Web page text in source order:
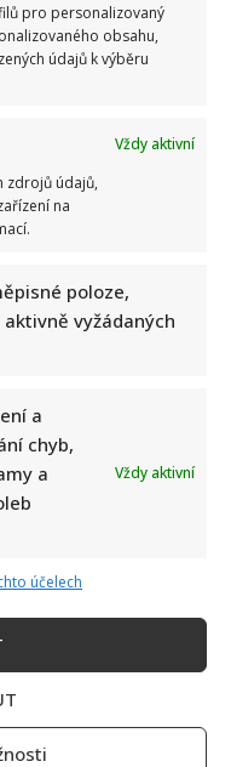
pro personalizovaný
obsahu,
údajů k výběru
Vždy aktivní
zdrojů údajů,
na
poloze,
vyžádaných
a
chyb,
a
Vždy aktivní
účelech